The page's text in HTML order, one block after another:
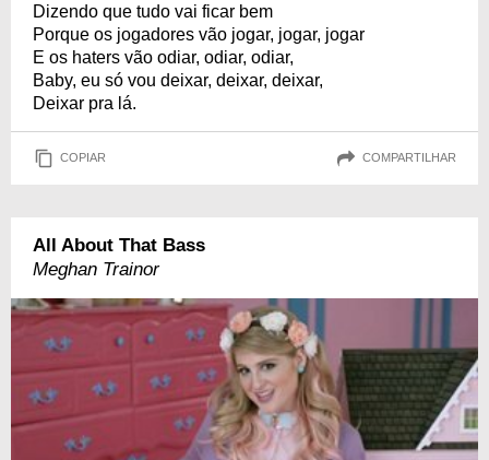
Dizendo que tudo vai ficar bem
Porque os jogadores vão jogar, jogar, jogar
E os haters vão odiar, odiar, odiar,
Baby, eu só vou deixar, deixar, deixar,
Deixar pra lá.
COPIAR COMPARTILHAR
All About That Bass
Meghan Trainor